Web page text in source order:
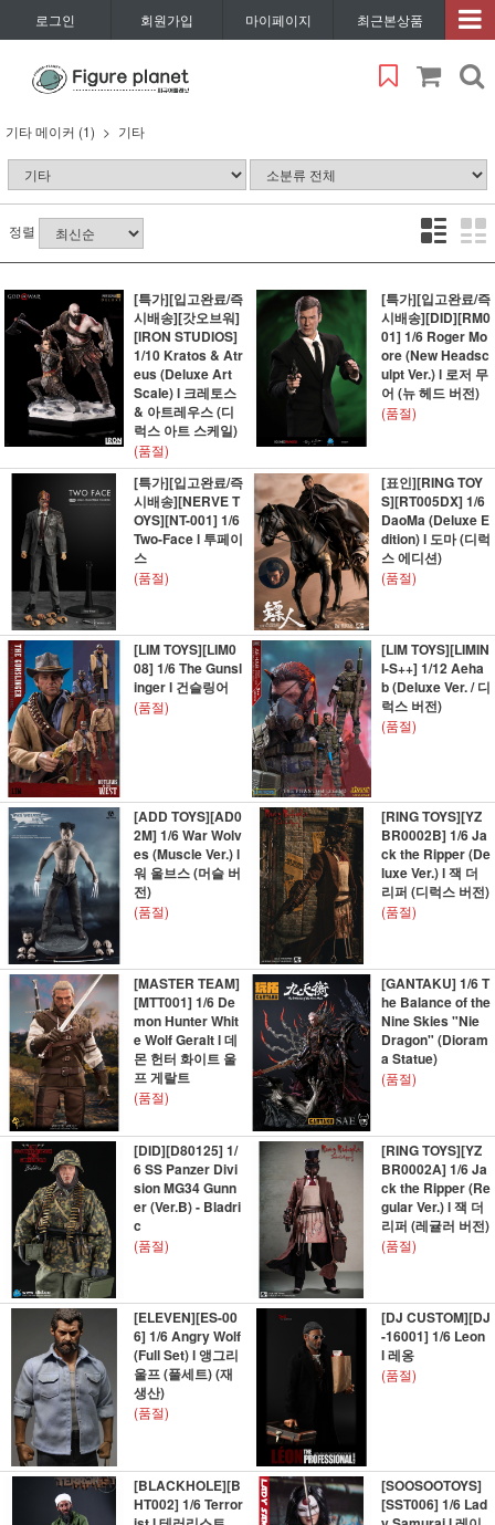
로그인 회원가입 마이페이지 최근본상품
기타 메이커 (1) 기타
정렬
[특가][입고완료/즉
시배송][갓오브워]
[IRON STUDIOS]
1/10 Kratos & Atr
eus (Deluxe Art
Scale) l 크레토스
& 아트레우스 (디
럭스 아트 스케일)
(품절)
[특가][입고완료/즉
시배송][DID][RM0
01] 1/6 Roger Mo
ore (New Headsc
ulpt Ver.) l 로저 무
어 (뉴 헤드 버전)
(품절)
[특가][입고완료/즉
시배송][NERVE T
OYS][NT-001] 1/6
Two-Face l 투페이
스
(품절)
[표인][RING TOY
S][RT005DX] 1/6
DaoMa (Deluxe E
dition) l 도마 (디럭
스 에디션)
(품절)
[LIM TOYS][LIM0
08] 1/6 The Gunsl
inger l 건슬링어
(품절)
[LIM TOYS][LIMIN
I-S++] 1/12 Aeha
b (Deluxe Ver. / 디
럭스 버전)
(품절)
[ADD TOYS][AD0
2M] 1/6 War Wolv
es (Muscle Ver.) l
워 울브스 (머슬 버
전)
(품절)
[RING TOYS][YZ
BR0002B] 1/6 Ja
ck the Ripper (De
luxe Ver.) l 잭 더
리퍼 (디럭스 버전)
(품절)
[MASTER TEAM]
[MTT001] 1/6 De
mon Hunter Whit
e Wolf Geralt l 데
몬 헌터 화이트 울
프 게랄트
(품절)
[GANTAKU] 1/6 T
he Balance of the
Nine Skies "Nie
Dragon" (Dioram
a Statue)
(품절)
[DID][D80125] 1/
6 SS Panzer Divi
sion MG34 Gunn
er (Ver.B) - Bladri
c
(품절)
[RING TOYS][YZ
BR0002A] 1/6 Ja
ck the Ripper (Re
gular Ver.) l 잭 더
리퍼 (레귤러 버전)
(품절)
[ELEVEN][ES-00
6] 1/6 Angry Wolf
(Full Set) l 앵그리
울프 (풀세트) (재
생산)
(품절)
[DJ CUSTOM][DJ
-16001] 1/6 Leon
l 레옹
(품절)
[BLACKHOLE][B
HT002] 1/6 Terror
[SOOSOOTOYS]
[SST006] 1/6 Lad